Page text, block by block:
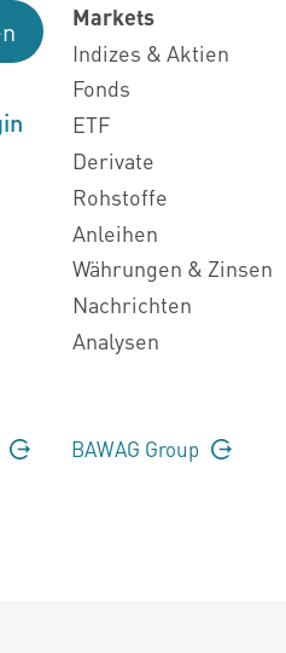
Markets
Indizes & Aktien
Fonds
ETF
Derivate
Rohstoffe
Anleihen
Währungen & Zinsen
Nachrichten
Analysen
BAWAG Group